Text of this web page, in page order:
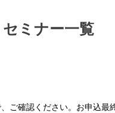
セミナー一覧
確認ください。お申込最